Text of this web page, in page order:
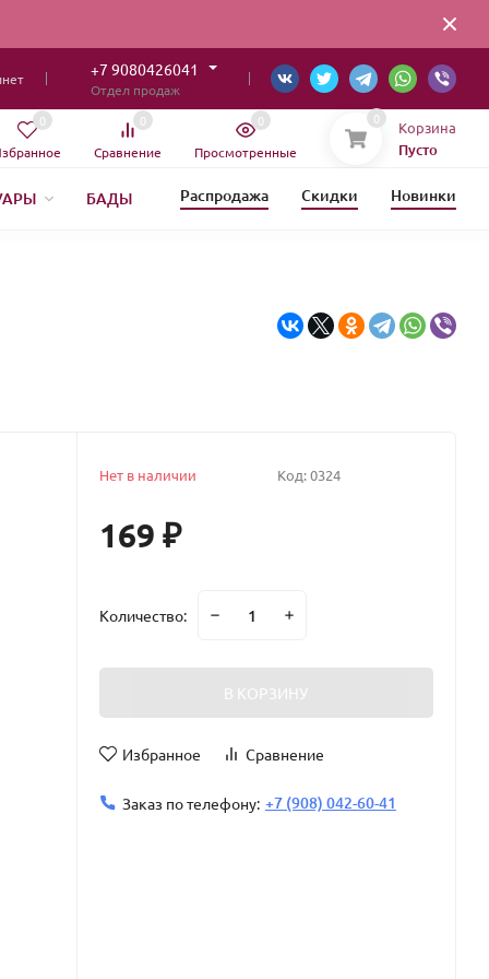
+7 9080426041
Отдел продаж
0
Сравнение
0
Просмотренные
0 0 Корзина
Пусто
БАДЫ
Распродажа Скидки Новинки
Нет в наличии Код:0324
169 ₽
Количество:
В КОРЗИНУ
Избранное Сравнение
Заказ по телефону: +7 (908) 042-60-41